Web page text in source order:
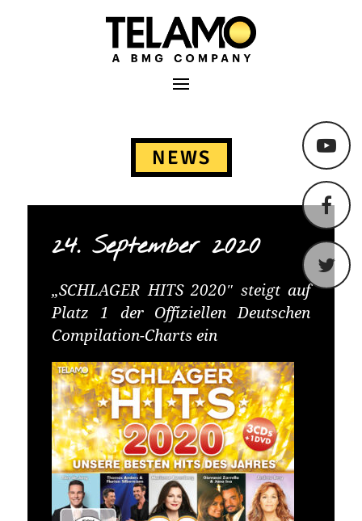
TELAMO
Primäres Menü
NEWS
24. September 2020
„SCHLAGER HITS 2020″ steigt auf
Platz 1 der Offiziellen Deutschen
Compilation-Charts ein